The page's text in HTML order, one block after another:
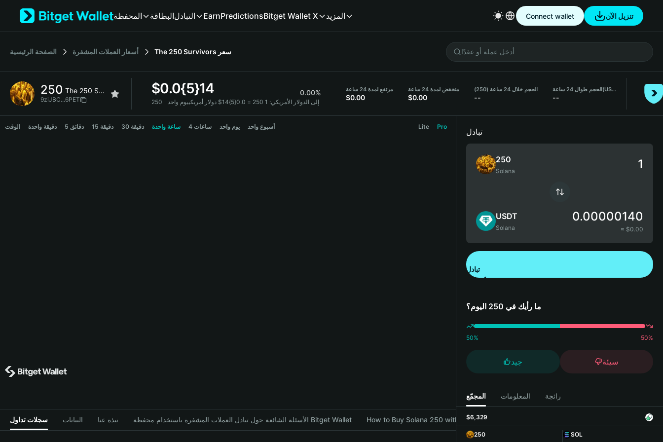
Tiếng Việt
Español (Latinoamérica)
Français
Deutsch
繁體中文
المحفظة البطاقةالتبادل EarnPredictionsBitget Wallet X المزيد Connect wallet تنزيل الآن
الصفحة الرئيسية أسعار العملات المشفرة The 250 Survivors سعر
250 The 250 Survivors
9ziJBC...6PET
$0.0{5}14 0.00%
250 إلى الدولار الأمريكي: 1 250 = 0.0{5}14$ دولار أمريكي يوم واحد
مرتفع لمدة 24 ساعة
$0.00
منخفض لمدة 24 ساعة
$0.00
الحجم خلال 24 ساعة (250)
--
الحجم طوال 24 ساعة(USDT)
--
250 Price Chart
الوقت دقيقة واحدة 5 دقائق 15 دقيقة 30 دقيقة ساعة واحدة 4 ساعات يوم واحد أسبوع واحد Lite Pro
سجلات تداول البيانات نبذة عنا الأسئلة الشائعة حول تبادل العملات المشفرة باستخدام محفظة Bitget Wallet How to Buy Solana 250 with Bitget Wallet
تبادل
250
Solana
USDT
Solana
0.00000140
≈ $0.00
تبادل
ما رأيك في 250 اليوم؟
50% 50%
جيد سيئة
المجمّع المعلومات رائجة
$6,329
250
SOL